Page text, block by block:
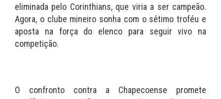
eliminada pelo Corinthians, que viria a ser campeão.
Agora, o clube mineiro sonha com o sétimo troféu e
aposta na força do elenco para seguir vivo na
competição.
O confronto contra a Chapecoense promete